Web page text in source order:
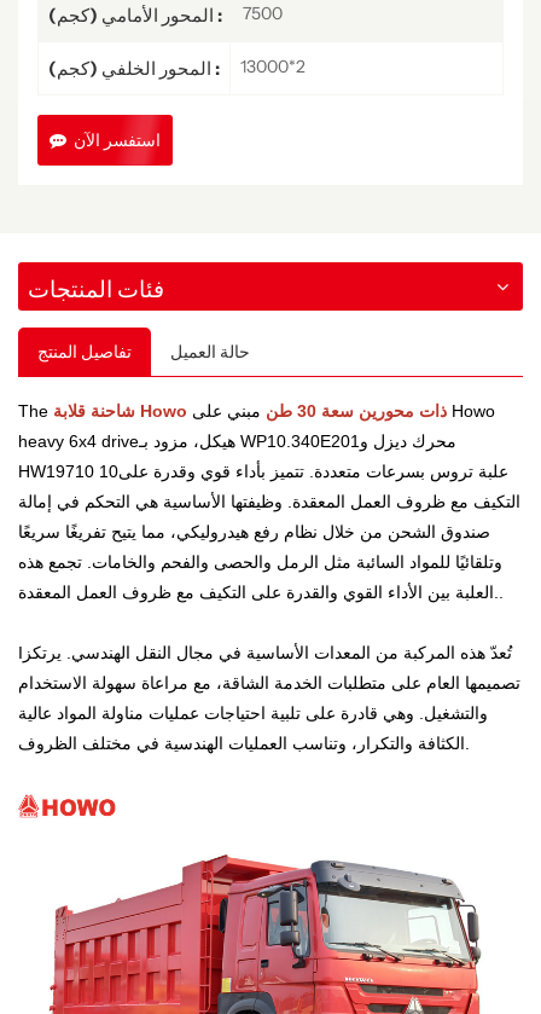
المحور الأمامي (كجم) : 7500
المحور الخلفي (كجم) : 13000*2
استفسر الآن
فئات المنتجات
تفاصيل المنتج حالة العميل
The شاحنة قلابة Howo ذات محورين سعة 30 طن Howo
heavy 6x4 drive
WP10.340E201 محرك ديزل و
HW19710 10علبة تروس بسرعات متعددة. تتميز بأداء قوي وقدرة على
التكيف مع ظروف العمل المعقدة. وظيفتها الأساسية هي التحكم في إمالة
صندوق الشحن من خلال نظام رفع هيدروليكي، مما يتيح تفريغًا سريعًا
وتلقائيًا للمواد السائبة مثل الرمل والحصى والفحم والخامات. تجمع هذه
I تُعدّ هذه المركبة من المعدات الأساسية في مجال النقل الهندسي. يرتكز
تصميمها العام على متطلبات الخدمة الشاقة، مع مراعاة سهولة الاستخدام
والتشغيل. وهي قادرة على تلبية احتياجات عمليات مناولة المواد عالية